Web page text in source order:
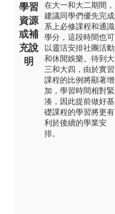
學習
資源
或補
充說
明
在大一和大二期間，
建議同學們優先完成
系上必修課程和通識
學分，這段時間也可
以靈活安排社團活動
和休閒娛樂。待到大
三和大四，由於實習
課程的比例將顯著增
加，學習時間相對緊
湊，因此提前做好基
礎課程的學習將更有
利於後續的學業安
排。